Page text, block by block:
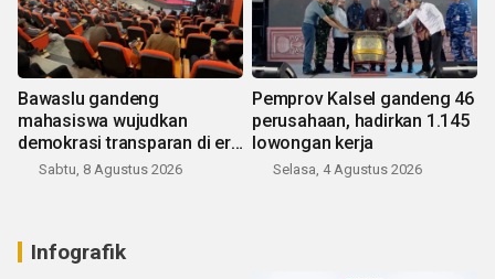
Bawaslu gandeng
mahasiswa wujudkan
demokrasi transparan di era
digital
Sabtu, 8 Agustus 2026
Pemprov Kalsel gandeng 46
perusahaan, hadirkan 1.145
lowongan kerja
Selasa, 4 Agustus 2026
Infografik